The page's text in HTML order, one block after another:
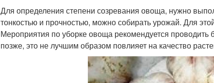
Для определения степени созревания овоща, нужно
тонкостью и прочностью, можно собирать урожай. Для
Мероприятия по уборке овоща рекомендуется
позже, это не лучшим образом повлияет на качество